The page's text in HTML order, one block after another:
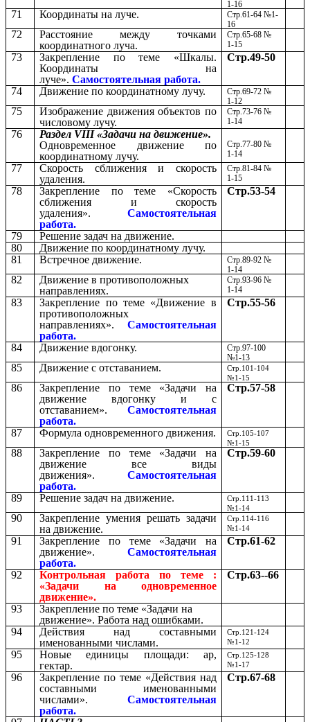
1-16
71 Координаты на луче.
Стр.61-64 №1-
16
72
Расстояние между точками
координатного луча.
Стр.65-68 №
1-15
73
Закрепление по теме «Шкалы.
Координаты на
луче». Самостоятельная работа.
Стр.49-50
74 Движение по координатному лучу.
Стр.69-72 №
1-12
75
Изображение движения объектов по
числовому лучу.
Стр.73-76 №
1-14
76
Раздел VIII «Задачи на движение».
Одновременное движение по
координатному лучу.
Стр.77-80 №
1-14
77
Скорость сближения и скорость
удаления.
Стр.81-84 №
1-15
78
Закрепление по теме «Скорость
сближения и скорость
удаления».
Самостоятельная
работа.
Стр.53-54
79
Решение задач на движение.
80
Движение по координатному лучу.
81
Встречное движение.
Стр.89-92 №
1-14
82
Движение в противоположных
направлениях.
Стр.93-96 №
1-14
83
Закрепление по теме «Движение в
противоположных
направлениях».
Самостоятельная
работа.
Стр.55-56
84 Движение вдогонку.
Стр.97-100
№1-13
85 Движение с отставанием.
Стр.101-104
№1-15
86
Закрепление по теме «Задачи на
движение вдогонку и с
отставанием».
Самостоятельная
работа.
Стр.57-58
87 Формула одновременного движения.
Стр.105-107
№1-15
88
Закрепление по теме «Задачи на
движение все виды
движения».
Самостоятельная
работа.
Стр.59-60
89 Решение задач на движение.
Стр.111-113
№1-14
90
Закрепление умения решать задачи
на движение.
Стр.114-116
№1-14
91
Закрепление по теме «Задачи на
движение».
Самостоятельная
работа.
Стр.61-62
92
Контрольная работа по теме :
«Задачи на одновременное
движение».
Стр.63--66
93
Закрепление по теме «Задачи на
движение». Работа над ошибками.
94
Действия над составными
именованными числами.
Стр.121-124
№1-12
95
Новые единицы площади: ар,
гектар.
Стр.125-128
№1-17
96
Закрепление по теме «Действия над
составными именованными
числами».
Самостоятельная
работа.
Стр.67-68